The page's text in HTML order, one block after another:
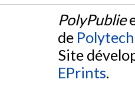
PolyPublie
de
Site
EPrints.